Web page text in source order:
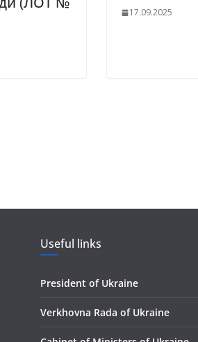
17.09.2025
Useful links
President of Ukraine
Verkhovna Rada of Ukraine